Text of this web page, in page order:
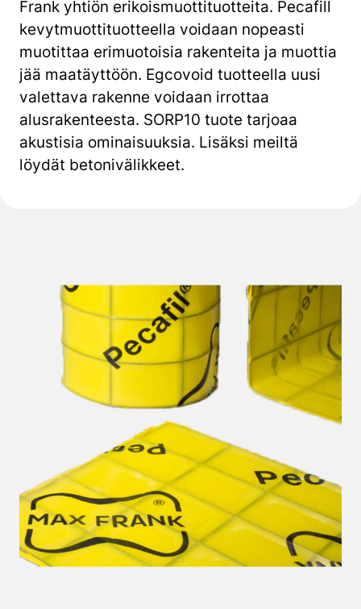
Frank yhtiön erikoismuottituotteita. Pecafill
kevytmuottituotteella voidaan nopeasti
muotittaa erimuotoisia rakenteita ja muottia
jää maatäyttöön. Egcovoid tuotteella uusi
valettava rakenne voidaan irrottaa
alusrakenteesta. SORP10 tuote tarjoaa
akustisia ominaisuuksia. Lisäksi meiltä
löydät betonivälikkeet.